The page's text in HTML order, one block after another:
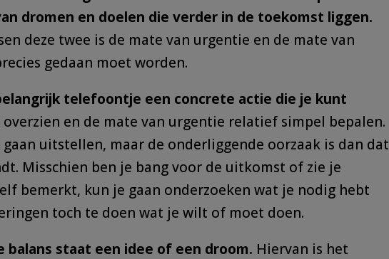
dromen en doelen die verder in de toekomst liggen.
deze twee is de mate van urgentie en de mate van
gedaan moet worden.
telefoontje een concrete actie die je kunt
overzien en de mate van urgentie relatief simpel bepalen.
gaan uitstellen, maar de onderliggende oorzaak is dan dat
Misschien ben je bang voor de uitkomst of zie je
bemerkt, kun je gaan onderzoeken wat je nodig hebt
toch te doen wat je wilt of moet doen.
balans staat een idee of een droom. Hiervan is het